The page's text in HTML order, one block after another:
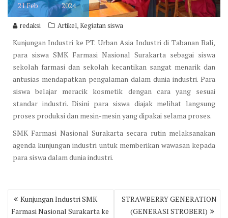
21Feb 2024
redaksi Artikel,Kegiatan siswa
Kunjungan Industri ke PT. Urban Asia Industri di Tabanan Bali,
para siswa SMK Farmasi Nasional Surakarta sebagai siswa
sekolah farmasi dan sekolah kecantikan sangat menarik dan
antusias mendapatkan pengalaman dalam dunia industri. Para
siswa belajar meracik kosmetik dengan cara yang sesuai
standar industri. Disini para siswa diajak melihat langsung
proses produksi dan mesin-mesin yang dipakai selama proses.
SMK Farmasi Nasional Surakarta secara rutin melaksanakan
agenda kunjungan industri untuk memberikan wawasan kepada
para siswa dalam dunia industri.
Post
navigation
Kunjungan Industri SMK
Farmasi Nasional Surakarta ke
STRAWBERRY GENERATION
(GENERASI STROBERI)